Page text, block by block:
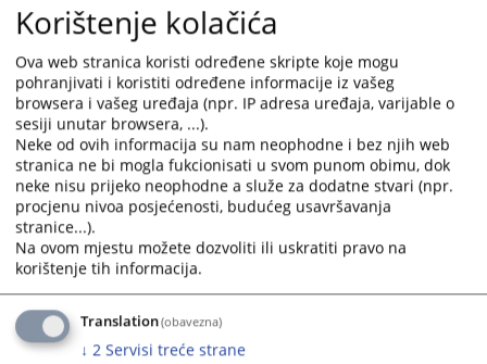
knjižnom izvadku možete dobiti u nadležnoj područnoj jedinici ili
područnoj kancelariji.
Za teritoriju opštine Modriča nadležna je PJ Modriča, broj telefona:
053/812-220.
Za teritoriju opštine Vukosavlje nadležna je PK Vukosavlje (pri PJ
Modriča), broj telefona: 053/812-470.
3244 PREGLEDA
Korištenje kolačića
Ova web stranica koristi određene skripte koje mogu
pohranjivati i koristiti određene informacije iz vašeg
browsera i vašeg uređaja (npr. IP adresa uređaja, varijable o
sesiji unutar browsera, ...).
Neke od ovih informacija su nam neophodne i bez njih web
stranica ne bi mogla fukcionisati u svom punom obimu, dok
neke nisu prijeko neophodne a služe za dodatne stvari (npr.
procjenu nivoa posjećenosti, budućeg usavršavanja
stranice...).
Na ovom mjestu možete dozvoliti ili uskratiti pravo na
korištenje tih informacija.
Translation(obavezna)
↓ 2 Servisi treće strane